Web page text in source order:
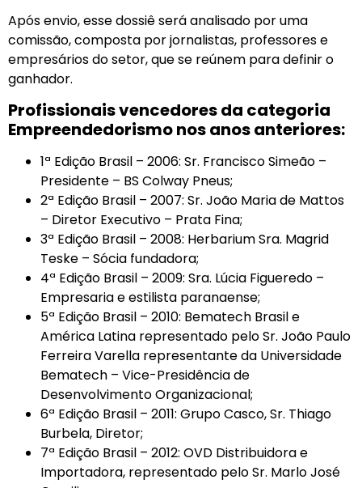
Após envio, esse dossiê será analisado por uma
comissão, composta por jornalistas, professores e
empresários do setor, que se reúnem para definir o
ganhador.
Profissionais vencedores da categoria
Empreendedorismo nos anos anteriores:
1ª Edição Brasil – 2006: Sr. Francisco Simeão –
Presidente – BS Colway Pneus;
2ª Edição Brasil – 2007: Sr. João Maria de Mattos
– Diretor Executivo – Prata Fina;
3ª Edição Brasil – 2008: Herbarium Sra. Magrid
Teske – Sócia fundadora;
4ª Edição Brasil – 2009: Sra. Lúcia Figueredo –
Empresaria e estilista paranaense;
5ª Edição Brasil – 2010: Bematech Brasil e
América Latina representado pelo Sr. João Paulo
Ferreira Varella representante da Universidade
Bematech – Vice-Presidência de
Desenvolvimento Organizacional;
6ª Edição Brasil – 2011: Grupo Casco, Sr. Thiago
Burbela, Diretor;
7ª Edição Brasil – 2012: OVD Distribuidora e
Importadora, representado pelo Sr. Marlo José